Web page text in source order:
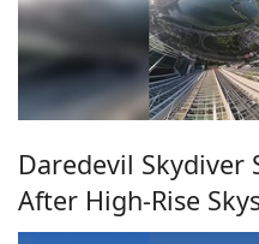
Daredevil Skydiver
After High-Rise